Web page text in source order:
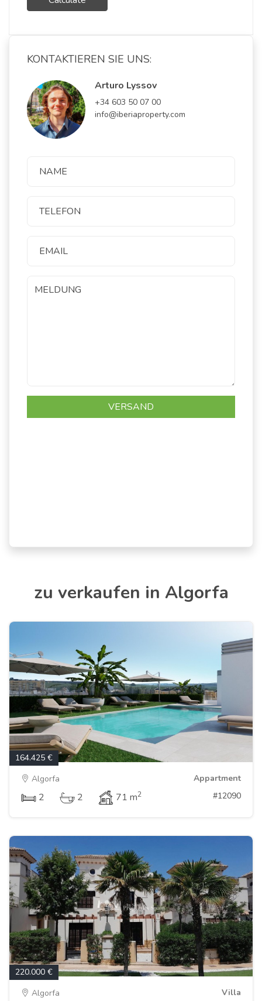
KONTAKTIEREN SIE UNS:
Arturo Lyssov
+34 603 50 07 00
info@iberiaproperty.com
zu verkaufen in Algorfa
164.425 €
Algorfa
Appartment
2 2 71 m2 #12090
220.000 €
Algorfa
Villa